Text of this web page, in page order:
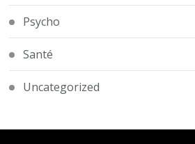
Psycho
Santé
Uncategorized